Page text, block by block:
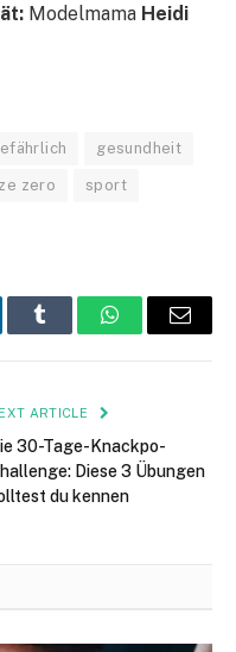
Modelmama Heidi
gesundheit
zero sport
Tumblr WhatsAppEmail
ARTICLE
30-Tage-Knackpo-
Diese 3 Übungen
du kennen